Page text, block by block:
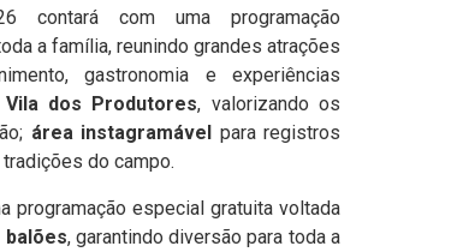
contará com uma programação
a família, reunindo grandes atrações
gastronomia e experiências
Vila dos Produtores, valorizando os
área instagramável para registros
do campo.
programação especial gratuita voltada
balões, garantindo diversão para toda a